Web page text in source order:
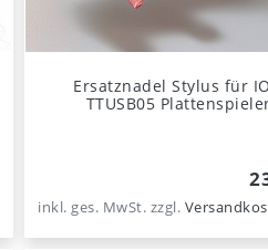
Ersatznadel Stylus für
TTUSB05
inkl. ges. MwSt. zzgl.